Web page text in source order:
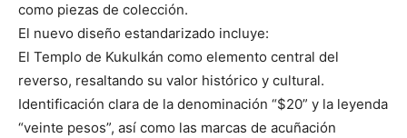
como piezas de colección.
El nuevo diseño estandarizado incluye:
El Templo de Kukulkán como elemento central del
reverso, resaltando su valor histórico y cultural.
Identificación clara de la denominación “$20” y la leyenda
“veinte pesos”, así como las marcas de acuñación